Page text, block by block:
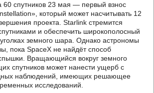
60 спутников 23 мая — первый взнос
который может насчитывать 12
проекта. Starlink стремится
и обеспечить широкополосный
земного шара. Однако астрономы
пока SpaceX не найдёт способ
Вращающийся вокруг земного
спутников может нанести ущерб с
наблюдений, имеющих решающее
исследований.